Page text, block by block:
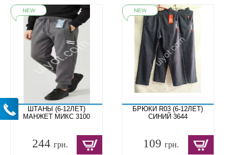
ШТАНЫ (6-12ЛЕТ)
МАНЖЕТ МИКС 3100
244 грн.
БРЮКИ R03 (6-12ЛЕТ)
СИНИЙ 3644
109грн.